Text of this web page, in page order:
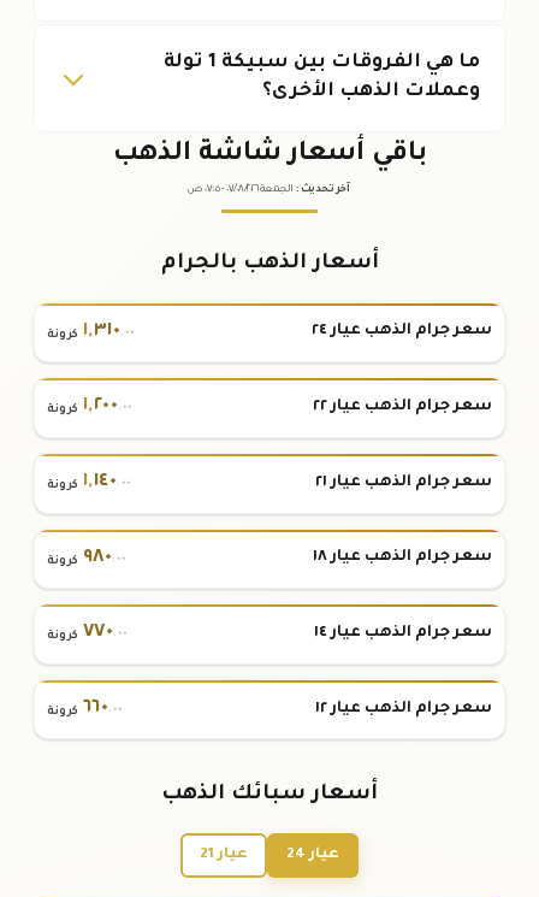
ما هي الفروقات بين سبيكة 1 تولة
وعملات الذهب الأخرى؟
باقي أسعار شاشة الذهب
آخر تحديث : الجمعة ٠٧ /٠٨/٢٠٢٦ - ٠٧:٠٥ ص
أسعار الذهب بالجرام
سعر جرام الذهب عيار ٢٤ ١,٣١٠.٠٠ كرونة
سعر جرام الذهب عيار ٢٢ ١,٢٠٠.٠٠ كرونة
سعر جرام الذهب عيار ٢١ ١,١٤٠.٠٠ كرونة
سعر جرام الذهب عيار ١٨ ٩٨٠.٠٠ كرونة
سعر جرام الذهب عيار ١٤ ٧٧٠.٠٠ كرونة
سعر جرام الذهب عيار ١٢ ٦٦٠.٠٠ كرونة
أسعار سبائك الذهب
عيار 24 عيار 21